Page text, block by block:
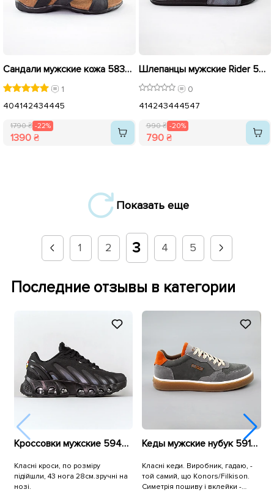
Сандали мужские кожа 583298 Черные распродажа
1
404142434445
1790 ₴ -22%
1390 ₴
Шлепанцы мужские Rider 592276 Серые распродажа
0
414243444547
990 ₴ -20%
790 ₴
Показать еще
1 2 3 4 5
Последние отзывы в категории
Кроссовки мужские 594878 Черные
Класні кроси, по розміру
підійшли, 43 нога 28см.зручні на
нозі.
Кеды мужские нубук 591350 Серые
Класні кеди. Виробник, гадаю, -
той самий, що Konors/Filkison.
Симетрія пошиву і вклейки -